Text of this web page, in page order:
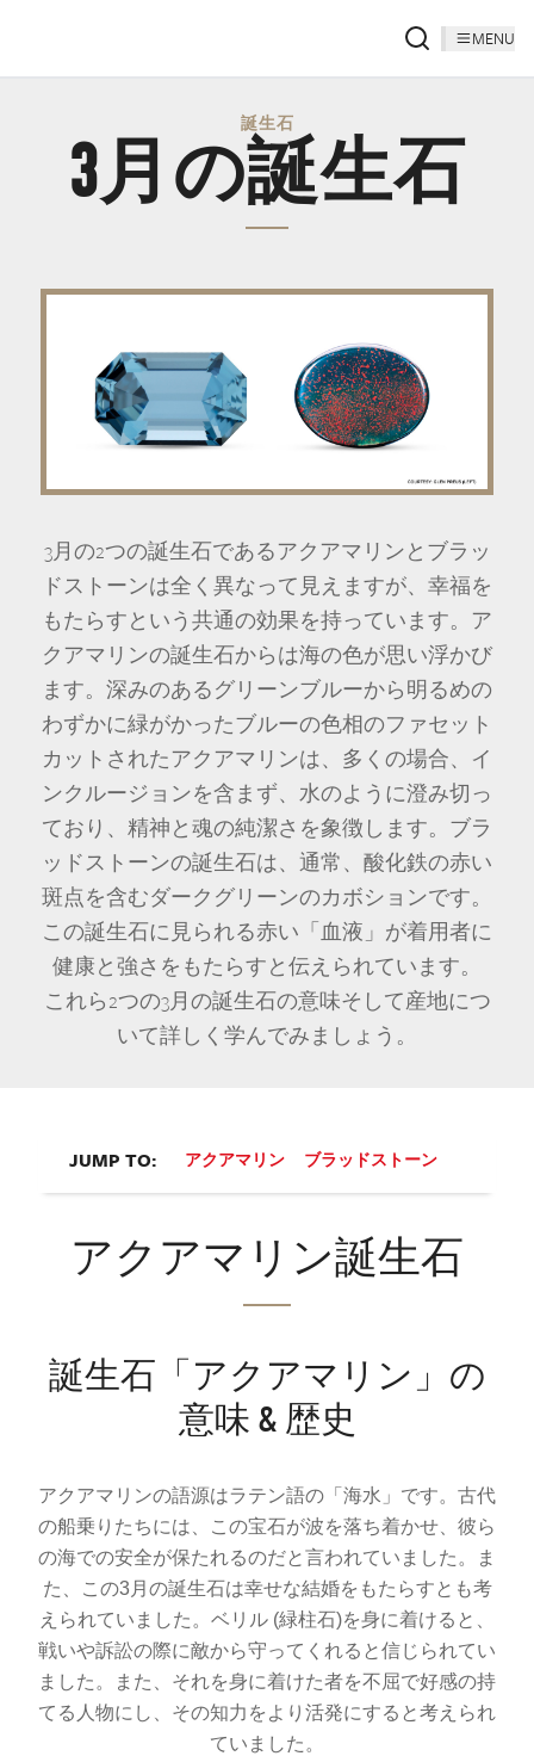
MENU
誕生石
3月の誕生石
3月の2つの誕生石であるアクアマリンとブラッ
ドストーンは全く異なって見えますが、幸福を
もたらすという共通の効果を持っています。ア
クアマリンの誕生石からは海の色が思い浮かび
ます。深みのあるグリーンブルーから明るめの
わずかに緑がかったブルーの色相のファセット
カットされたアクアマリンは、多くの場合、イ
ンクルージョンを含まず、水のように澄み切っ
ており、精神と魂の純潔さを象徴します。ブラ
ッドストーンの誕生石は、通常、酸化鉄の赤い
斑点を含むダークグリーンのカボションです。
この誕生石に見られる赤い「血液」が着用者に
健康と強さをもたらすと伝えられています。
これら2つの3月の誕生石の意味そして産地につ
いて詳しく学んでみましょう。
JUMP TO: アクアマリン ブラッドストーン
アクアマリン誕生石
誕生石「アクアマリン」の
意味 & 歴史
アクアマリンの語源はラテン語の「海水」です。古代
の船乗りたちには、この宝石が波を落ち着かせ、彼ら
の海での安全が保たれるのだと言われていました。ま
た、この3月の誕生石は幸せな結婚をもたらすとも考
えられていました。ベリル (緑柱石)を身に着けると、
戦いや訴訟の際に敵から守ってくれると信じられてい
ました。また、それを身に着けた者を不屈で好感の持
てる人物にし、その知力をより活発にすると考えられ
ていました。